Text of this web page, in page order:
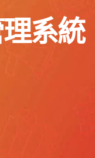
系